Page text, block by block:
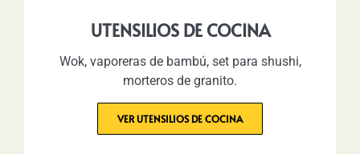
UTENSILIOS DE COCINA
Wok, vaporeras de bambú, set para shushi,
morteros de granito.
VER UTENSILIOS DE COCINA